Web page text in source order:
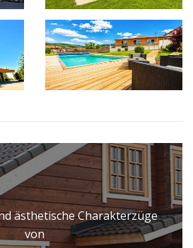
ästhetische Charakterzüge
von